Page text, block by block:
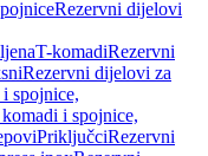
Rezervni dijelovi
T-komadiRezervni
Rezervni dijelovi za
spojnice,
i spojnice,
PriključciRezervni